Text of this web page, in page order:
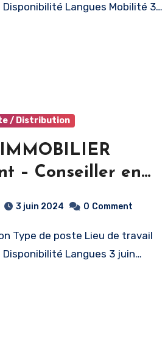
Disponibilité Langues Mobilité 3…
/ Distribution
– Conseiller en
Tunis
3 juin 2024 0 Comment
Disponibilité Langues 3 juin…